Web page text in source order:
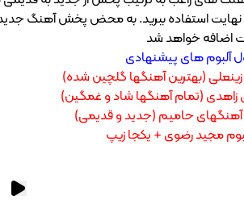
نهایت استفاده ببرید. به محض پخش آهنگ
اضافه خواهد شد
آلبوم های پیشنهادی
زینعلی (بهترین آهنگها گلچین شده)
زاهدی (تمام آهنگها شاد و غمگین)
آهنگهای حامیم (جدید و قدیمی)
مجید رضوی + یکجا زیپ